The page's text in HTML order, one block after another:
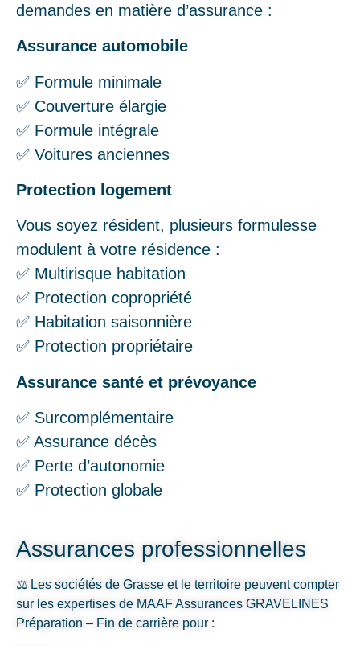
demandes en matière d’assurance :
Assurance automobile
✅ Formule minimale
✅ Couverture élargie
✅ Formule intégrale
✅ Voitures anciennes
Protection logement
Vous soyez résident, plusieurs formulesse
modulent à votre résidence :
✅ Multirisque habitation
✅ Protection copropriété
✅ Habitation saisonnière
✅ Protection propriétaire
Assurance santé et prévoyance
✅ Surcomplémentaire
✅ Assurance décès
✅ Perte d’autonomie
✅ Protection globale
Assurances professionnelles
⚖️ Les sociétés de Grasse et le territoire peuvent compter
sur les expertises de MAAF Assurances GRAVELINES
Préparation – Fin de carrière pour :